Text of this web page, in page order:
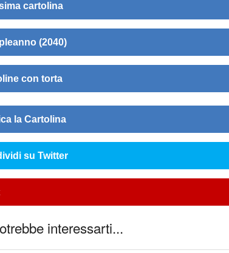
cartolina
(2040)
con torta
la Cartolina
su Twitter
interessarti...